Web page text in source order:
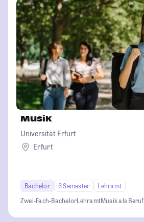
Musik
Universität Erfurt
Erfurt
Bachelor 6 Semester
Lehramt
Zwei-Fach-BachelorLehramtMusik als Beruf